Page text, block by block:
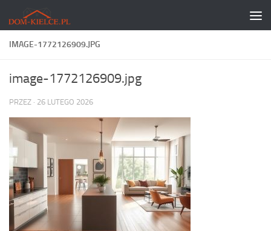
Skip to content
IMAGE-1772126909.JPG
image-1772126909.jpg
PRZEZ · 26 LUTEGO 2026